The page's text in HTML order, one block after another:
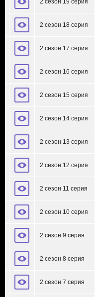
2 сезон 19 серия
2 сезон 18 серия
2 сезон 17 серия
2 сезон 16 серия
2 сезон 15 серия
2 сезон 14 серия
2 сезон 13 серия
2 сезон 12 серия
2 сезон 11 серия
2 сезон 10 серия
2 сезон 9 серия
2 сезон 8 серия
2 сезон 7 серия